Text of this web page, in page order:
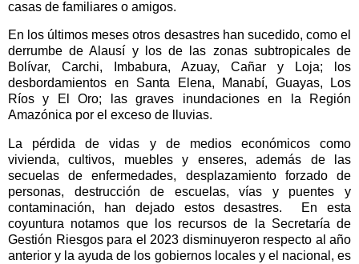
casas de familiares o amigos.
En los últimos meses otros desastres han sucedido, como el
derrumbe de Alausí y los de las zonas subtropicales de
Bolívar, Carchi, Imbabura, Azuay, Cañar y Loja; los
desbordamientos en Santa Elena, Manabí, Guayas, Los
Ríos y El Oro; las graves inundaciones en la Región
Amazónica por el exceso de lluvias.
La pérdida de vidas y de medios económicos como
vivienda, cultivos, muebles y enseres, además de las
secuelas de enfermedades, desplazamiento forzado de
personas, destrucción de escuelas, vías y puentes y
contaminación, han dejado estos desastres.
En esta
coyuntura notamos que los recursos de la Secretaría de
Gestión Riesgos para el 2023 disminuyeron respecto al año
anterior y la ayuda de los gobiernos locales y el nacional, es